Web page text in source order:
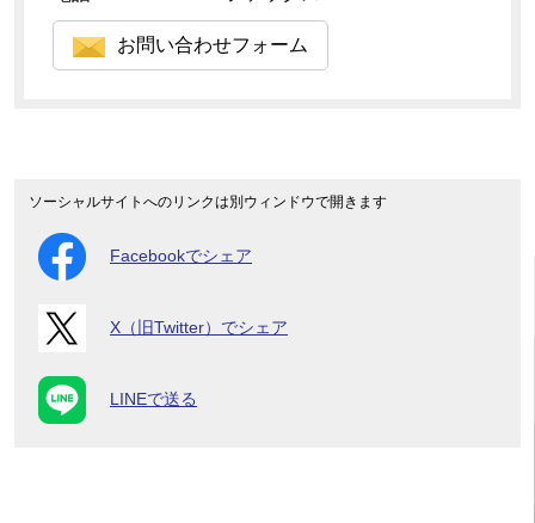
お問い合わせフォーム
ソーシャルサイトへのリンクは別ウィンドウで開きます
Facebookでシェア
X（旧Twitter）でシェア
LINEで送る